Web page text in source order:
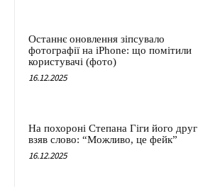
Останнє оновлення зіпсувало
фотографії на iPhone: що помітили
користувачі (фото)
16.12.2025
На похороні Степана Гіги його друг
взяв слово: “Можливо, це фейк”
16.12.2025